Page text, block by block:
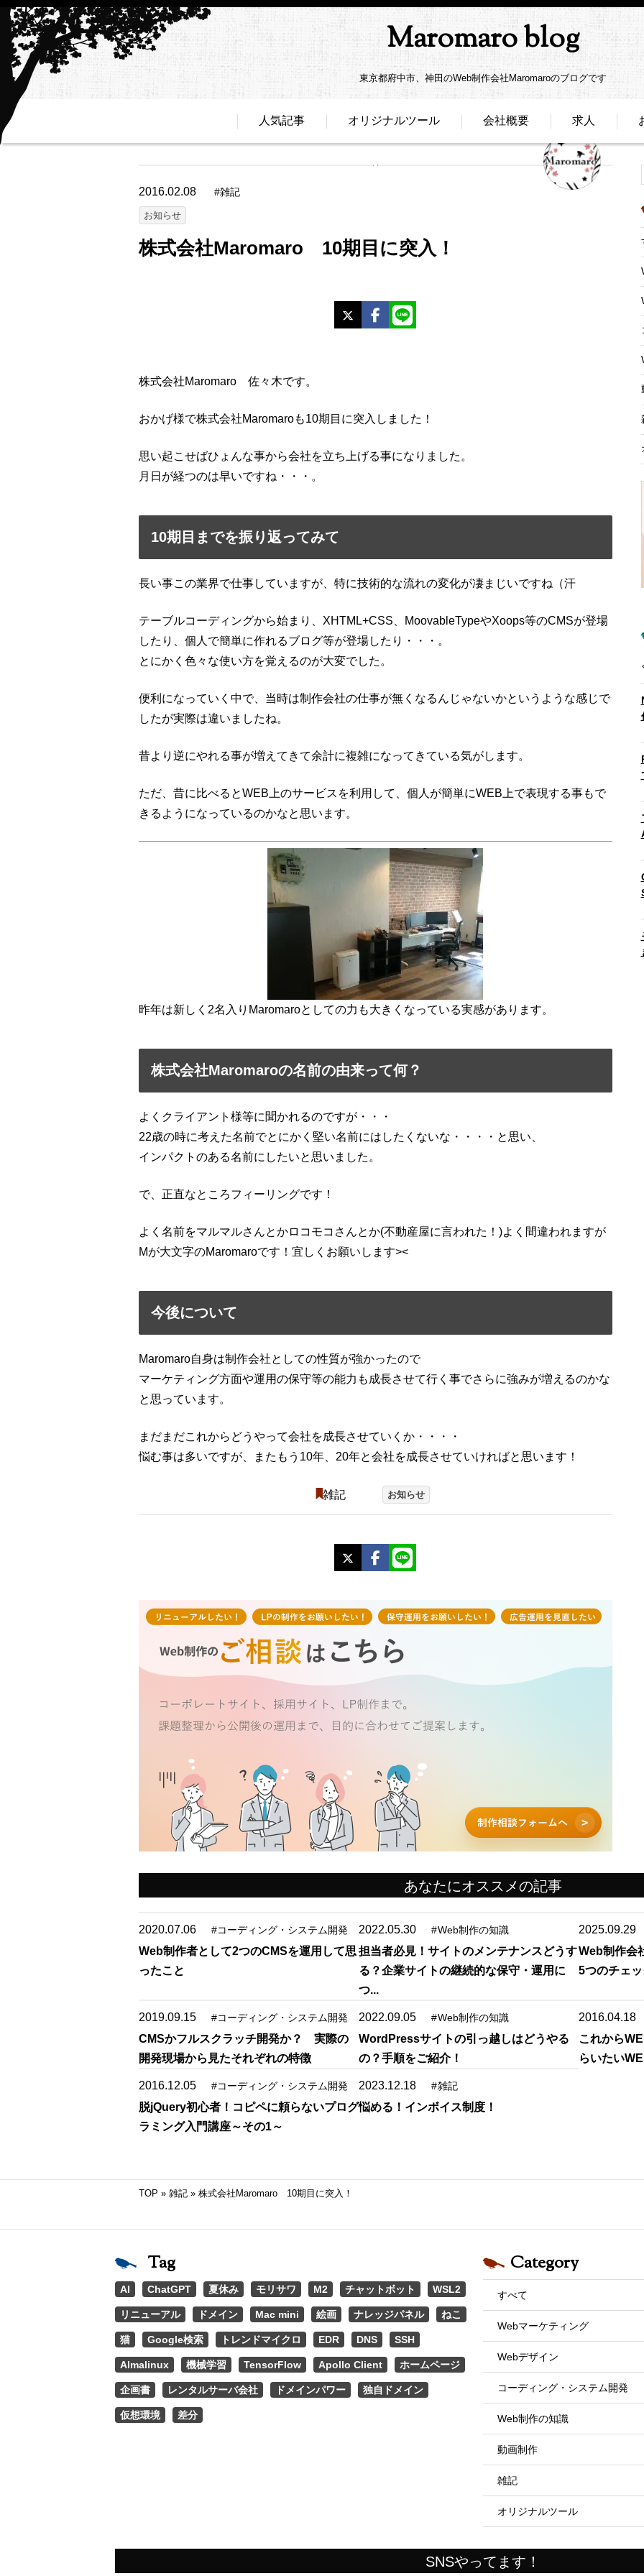
Maromaro blog
東京都府中市、神田のWeb制作会社Maromaroのブログです
人気記事 オリジナルツール 会社概要 求人
2016.02.08 #雑記
お知らせ
株式会社Maromaro 10期目に突入！
Facebook
株式会社Maromaro 佐々木です。
おかげ様で株式会社Maromaroも10期目に突入しました！
思い起こせばひょんな事から会社を立ち上げる事になりました。
月日が経つのは早いですね・・・。
10期目までを振り返ってみて
長い事この業界で仕事していますが、特に技術的な流れの変化が凄まじいですね（汗
テーブルコーディングから始まり、XHTML+CSS、MoovableTypeやXoops等のCMSが登場
したり、個人で簡単に作れるブログ等が登場したり・・・。
とにかく色々な使い方を覚えるのが大変でした。
便利になっていく中で、当時は制作会社の仕事が無くなるんじゃないかというような感じで
したが実際は違いましたね。
昔より逆にやれる事が増えてきて余計に複雑になってきている気がします。
ただ、昔に比べるとWEB上のサービスを利用して、個人が簡単にWEB上で表現する事もで
きるようになっているのかなと思います。
昨年は新しく2名入りMaromaroとしての力も大きくなっている実感があります。
株式会社Maromaroの名前の由来って何？
よくクライアント様等に聞かれるのですが・・・
22歳の時に考えた名前でとにかく堅い名前にはしたくないな・・・・と思い、
インパクトのある名前にしたいと思いました。
で、正直なところフィーリングです！
よく名前をマルマルさんとかロコモコさんとか(不動産屋に言われた！)よく間違われますが
Mが大文字のMaromaroです！宜しくお願いします><
今後について
Maromaro自身は制作会社としての性質が強かったので
マーケティング方面や運用の保守等の能力も成長させて行く事でさらに強みが増えるのかな
と思っています。
まだまだこれからどうやって会社を成長させていくか・・・・
悩む事は多いですが、またもう10年、20年と会社を成長させていければと思います！
雑記 お知らせ
Facebook
あなたにオススメの記事
2020.07.06 #コーディング・システム開発
Web制作者として2つのCMSを運用して思
ったこと
2022.05.30 #Web制作の知識
担当者必見！サイトのメンテナンスどうす
る？企業サイトの継続的な保守・運用に
つ...
2025.09.29
Web制作会
5つのチェ
2019.09.15 #コーディング・システム開発
CMSかフルスクラッチ開発か？ 実際の
開発現場から見たそれぞれの特徴
2022.09.05 #Web制作の知識
WordPressサイトの引っ越しはどうやる
の？手順をご紹介！
2016.04.18
これから
らいたい
2016.12.05 #コーディング・システム開発
脱jQuery初心者！コピペに頼らないプログ
ラミング入門講座～その1～
2023.12.18 #雑記
悩める！インボイス制度！
TOP » 雑記 »株式会社Maromaro 10期目に突入！
Category
すべて
Webマーケティング
Webデザイン
コーディング・システム開発
Web制作の知識
動画制作
雑記
オリジナルツール
Tag
AI ChatGPT 夏休み モリサワ M2 チャットボット WSL2
リニューアル ドメイン Mac mini 絵画 ナレッジパネル ねこ
猫 Google検索 トレンドマイクロ EDR DNS SSH
Almalinux 機械学習 TensorFlow Apollo Client ホームページ
企画書 レンタルサーバ会社 ドメインパワー 独自ドメイン
仮想環境 差分
SNSやってます！